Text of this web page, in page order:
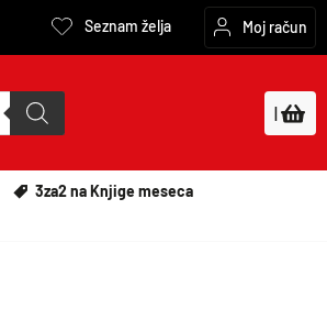
Seznam želja Moj račun
|
3za2 na Knjige meseca